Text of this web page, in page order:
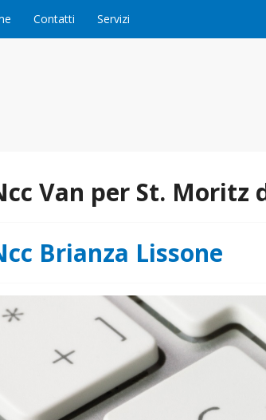
Contatti Servizi
Van per St. Moritz
Brianza Lissone